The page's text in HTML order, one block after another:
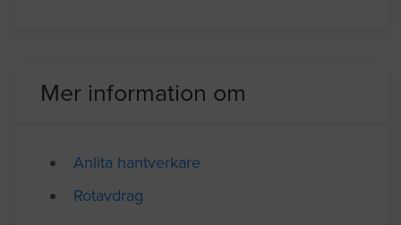
Mer information om
Anlita hantverkare
Rotavdrag